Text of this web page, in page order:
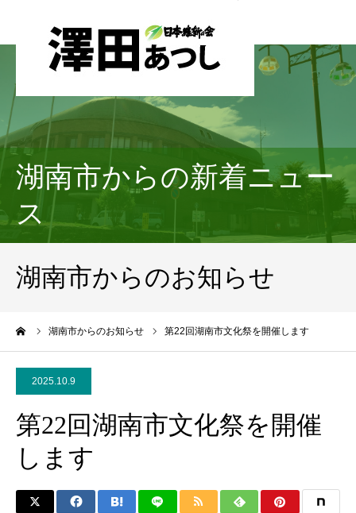
湖南市からの新着ニュー
ス
湖南市からのお知らせ
湖南市からのお知らせ 第22回湖南市文化祭を開催します
2025.10.9
第22回湖南市文化祭を開催
します